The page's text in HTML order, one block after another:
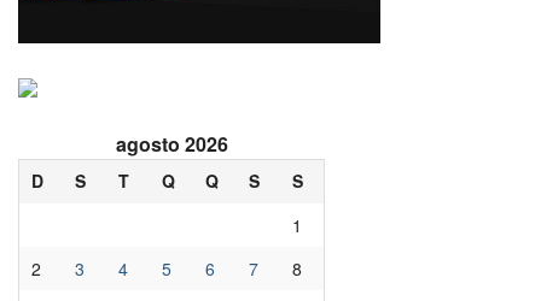
agosto 2026
D S T Q Q S
S
1
2
3 4 5 6 7
8